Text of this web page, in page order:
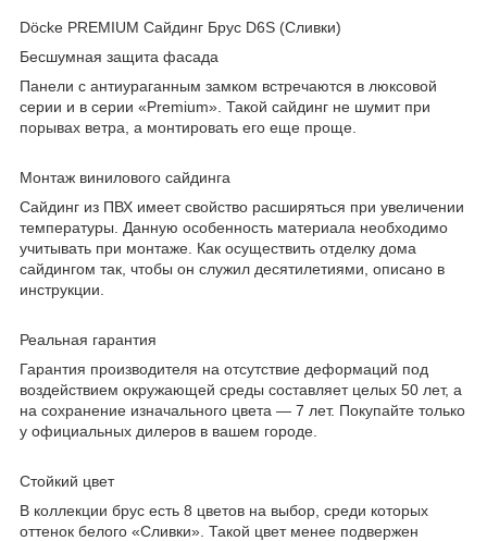
Döcke PREMIUM Сайдинг Брус D6S (Сливки)
Бесшумная защита фасада
Панели с антиураганным замком встречаются в люксовой
серии и в серии «Premium». Такой сайдинг не шумит при
порывах ветра, а монтировать его еще проще.
Монтаж винилового сайдинга
Сайдинг из ПВХ имеет свойство расширяться при увеличении
температуры. Данную особенность материала необходимо
учитывать при монтаже. Как осуществить отделку дома
сайдингом так, чтобы он служил десятилетиями, описано в
инструкции.
Реальная гарантия
Гарантия производителя на отсутствие деформаций под
воздействием окружающей среды составляет целых 50 лет, а
на сохранение изначального цвета — 7 лет. Покупайте только
у официальных дилеров в вашем городе.
Стойкий цвет
В коллекции брус есть 8 цветов на выбор, среди которых
оттенок белого «Сливки». Такой цвет менее подвержен